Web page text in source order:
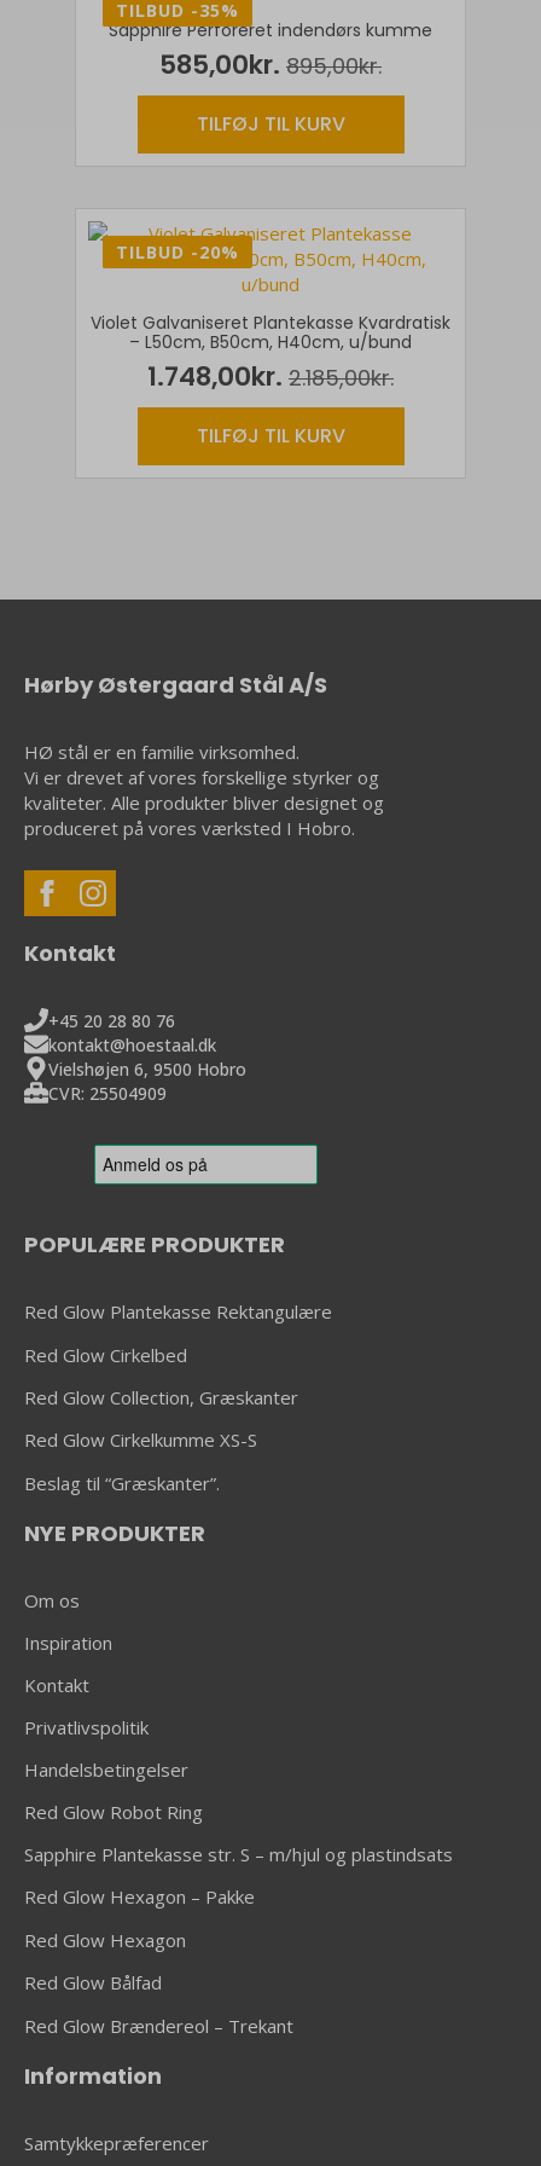
-35%
TILBUD -35%
Sapphire Perforeret indendørs kumme
895,00kr.
Den
oprindelige
pris
585,00kr.Den
aktuelle
pris
TILFØJ TIL KURV
-20%
TILBUD -20%
Violet Galvaniseret Plantekasse Kvardratisk
– L50cm, B50cm, H40cm, u/bund
2.185,00kr.
Den
oprindelige
pris
1.748,00kr.Den
aktuelle
pris
TILFØJ TIL KURV
Hørby Østergaard Stål A/S
HØ stål er en familie virksomhed.
Vi er drevet af vores forskellige styrker og
kvaliteter. Alle produkter bliver designet og
produceret på vores værksted I Hobro.
Kontakt
+45 20 28 80 76
kontakt@hoestaal.dk
Vielshøjen 6, 9500 Hobro
CVR: 25504909
POPULÆRE PRODUKTER
Red Glow Plantekasse Rektangulære
Red Glow Cirkelbed
Red Glow Collection, Græskanter
Red Glow Cirkelkumme XS-S
Beslag til “Græskanter”.
NYE PRODUKTER
Om os
Inspiration
Kontakt
Privatlivspolitik
Handelsbetingelser
Red Glow Robot Ring
Sapphire Plantekasse str. S – m/hjul og plastindsats
Red Glow Hexagon – Pakke
Red Glow Hexagon
Red Glow Bålfad
Red Glow Brændereol – Trekant
Information
Samtykkepræferencer